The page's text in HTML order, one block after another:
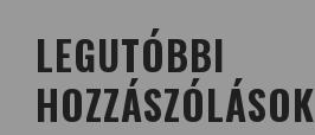
LEGUTÓBBI
HOZZÁSZÓLÁSOK